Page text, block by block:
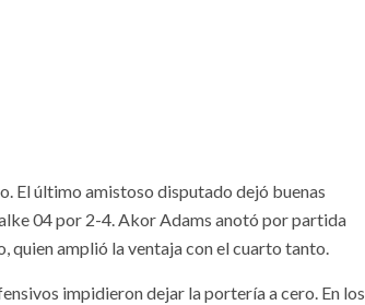
El último amistoso disputado dejó buenas
04 por 2-4. Akor Adams anotó por partida
quien amplió la ventaja con el cuarto tanto.
impidieron dejar la portería a cero. En los